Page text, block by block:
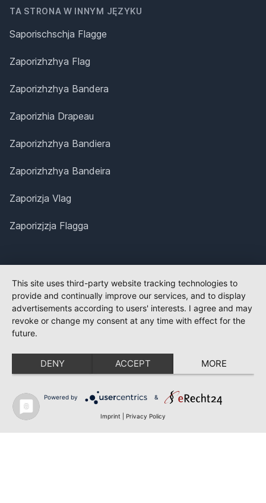
TA STRONA W INNYM JĘZYKU
Saporischschja Flagge
Zaporizhzhya Flag
Zaporizhzhya Bandera
Zaporizhia Drapeau
Zaporizhzhya Bandiera
Zaporizhzhya Bandeira
Zaporizja Vlag
Zaporizjzja Flagga
This site uses third-party website tracking technologies to
provide and continually improve our services, and to display
advertisements according to users' interests. I agree and may
revoke or change my consent at any time with effect for the
future.
DENY ACCEPT MORE
Powered by &
Imprint Privacy Policy